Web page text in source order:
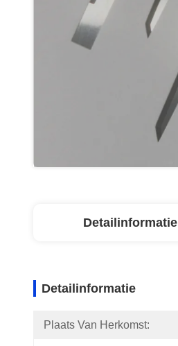
Detailinformatie
Detailinformatie
Plaats Van Herkomst: